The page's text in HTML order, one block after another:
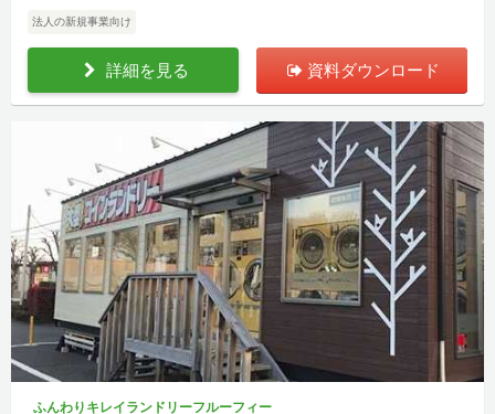
法人の新規事業向け
詳細を見る 資料ダウンロード
ふんわりキレイランドリーフルーフィー